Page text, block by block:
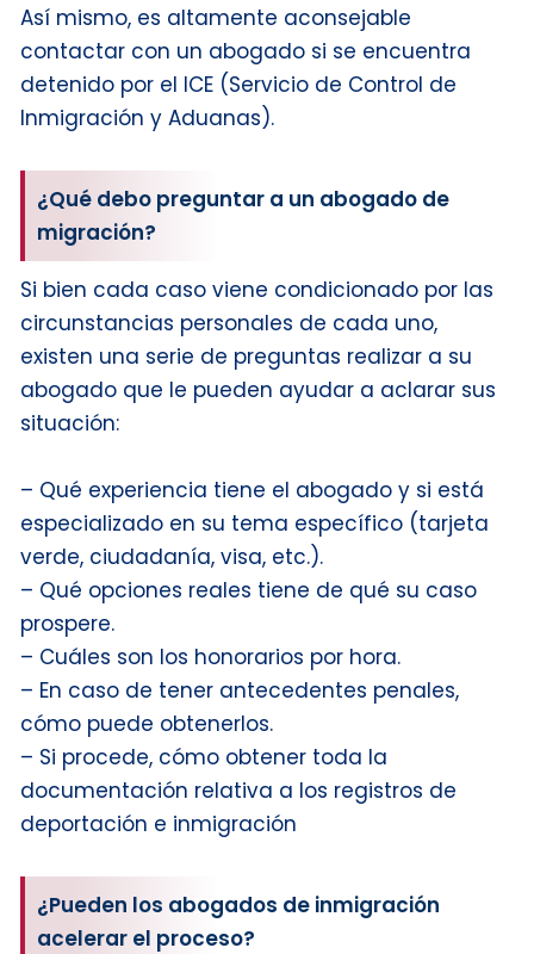
Así mismo, es altamente aconsejable
contactar con un abogado si se encuentra
detenido por el ICE (Servicio de Control de
Inmigración y Aduanas).
¿Qué debo preguntar a un abogado de
migración?
Si bien cada caso viene condicionado por las
circunstancias personales de cada uno,
existen una serie de preguntas realizar a su
abogado que le pueden ayudar a aclarar sus
situación:
– Qué experiencia tiene el abogado y si está
especializado en su tema específico (tarjeta
verde, ciudadanía, visa, etc.).
– Qué opciones reales tiene de qué su caso
prospere.
– Cuáles son los honorarios por hora.
– En caso de tener antecedentes penales,
cómo puede obtenerlos.
– Si procede, cómo obtener toda la
documentación relativa a los registros de
deportación e inmigración
¿Pueden los abogados de inmigración
acelerar el proceso?